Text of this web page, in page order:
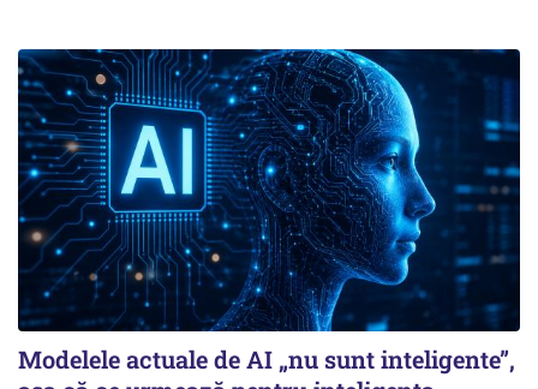
Modelele actuale de AI „nu sunt inteligente”,